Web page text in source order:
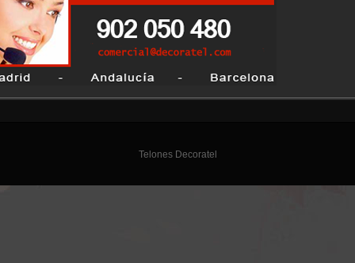
Telones Decoratel